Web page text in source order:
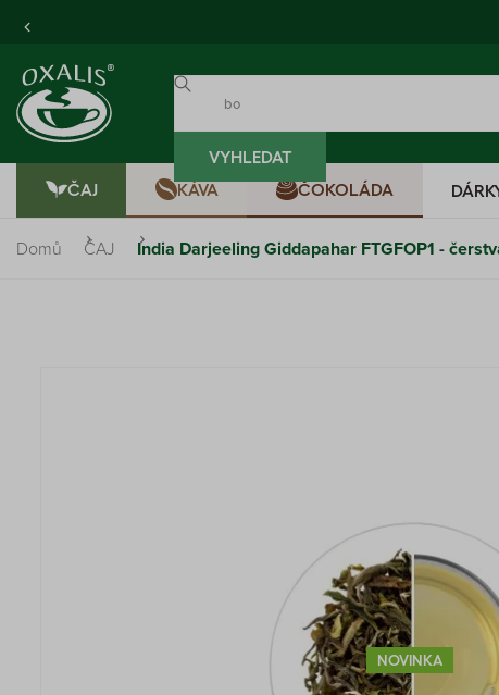
VYHLEDAT
ČAJ KÁVA ČOKOLÁDA
Domů ČAJ India Darjeeling Giddapahar FTGFOP1 -
NOVINKA